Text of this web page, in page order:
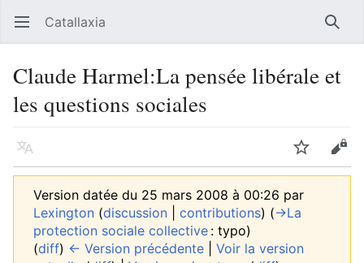
Ouvrir le menu principal Catallaxia
Claude Harmel:La pensée libérale et
les questions sociales
Langue Suivre
Version datée du 25 mars 2008 à 00:26 par
Lexington (discussion contributions) (→‎La
protection sociale collective : typo)
(diff) ← Version précédente
Voir la version